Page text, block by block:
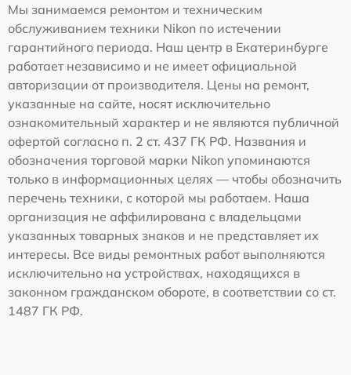
Мы занимаемся ремонтом и техническим
обслуживанием техники Nikon по истечении
гарантийного периода. Наш центр в Екатеринбурге
работает независимо и не имеет официальной
авторизации от производителя. Цены на ремонт,
указанные на сайте, носят исключительно
ознакомительный характер и не являются публичной
офертой согласно п. 2 ст. 437 ГК РФ. Названия и
обозначения торговой марки Nikon упоминаются
только в информационных целях — чтобы обозначить
перечень техники, с которой мы работаем. Наша
организация не аффилирована с владельцами
указанных товарных знаков и не представляет их
интересы. Все виды ремонтных работ выполняются
исключительно на устройствах, находящихся в
законном гражданском обороте, в соответствии со ст.
1487 ГК РФ.